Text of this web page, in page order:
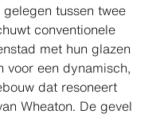
tussen twee
conventionele
met hun glazen
voor een dynamisch,
dat resoneert
Wheaton. De gevel